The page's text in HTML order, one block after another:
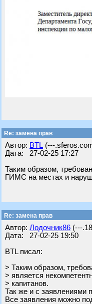
Re: замена прав
Автор: BTL (---
Дата: 27-02-25 17:27
Таким образом,
ГИМС на местах и
Re: замена прав
Автор: Лодочник86 (---
Дата: 27-02-25 19:50
BTL писал:
> Таким образом,
> является
> капитанов.
Так же и с заявлениями
Все заявления можно